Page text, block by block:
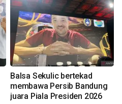
Balsa Sekulic bertekad
membawa Persib Bandung
juara Piala Presiden 2026